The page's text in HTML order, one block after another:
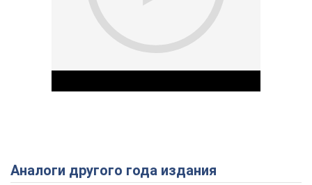
Play Video
Аналоги другого года издания